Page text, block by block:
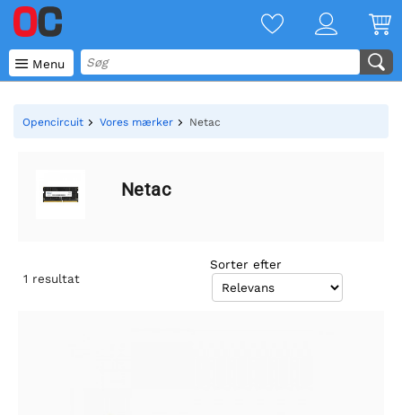
 Menu
Opencircuit Vores mærker Netac
Netac
1 resultat
Sorter efter